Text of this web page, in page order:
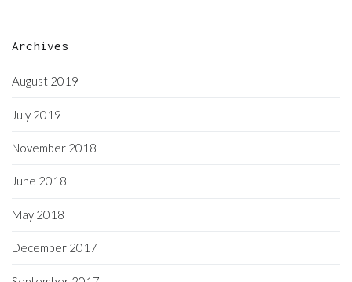
Archives
August 2019
July 2019
November 2018
June 2018
May 2018
December 2017